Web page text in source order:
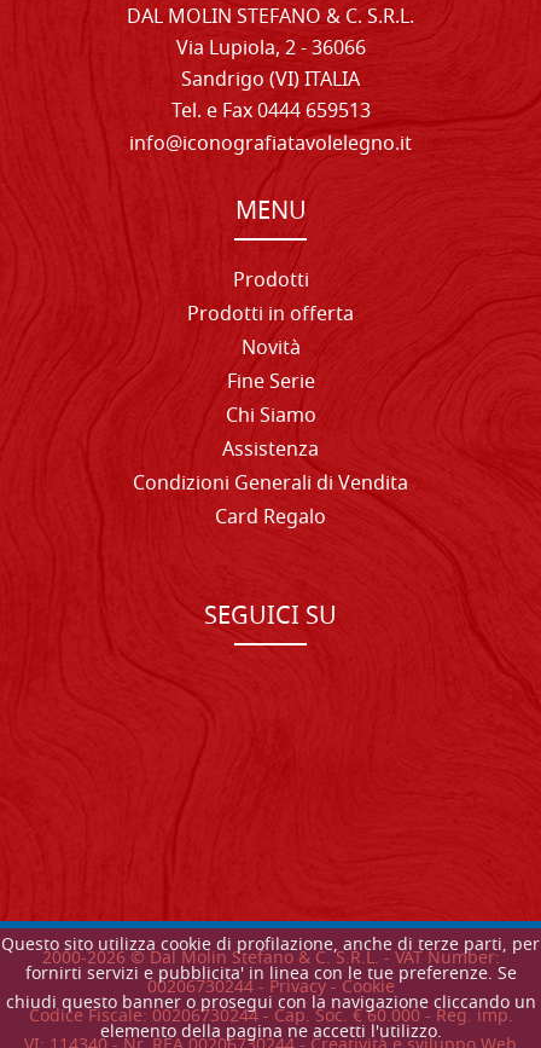
Questo sito utilizza cookie di profilazione, anche di terze parti, per
fornirti servizi e pubblicita' in linea con le tue preferenze. Se
chiudi questo banner o prosegui con la navigazione cliccando un
elemento della pagina ne accetti l'utilizzo.
DAL MOLIN STEFANO & C. S.R.L.
Via Lupiola, 2 - 36066
Sandrigo (VI) ITALIA
Tel. e Fax 0444 659513
info@iconografiatavolelegno.it
MENU
Prodotti
Prodotti in offerta
Novità
Fine Serie
Chi Siamo
Assistenza
Condizioni Generali di Vendita
Card Regalo
SEGUICI SU
2000-2026© Dal Molin Stefano & C. S.R.L. - VAT Number:
00206730244 - Privacy-Cookie
Codice Fiscale: 00206730244 - Cap. Soc. € 60.000 - Reg. imp.